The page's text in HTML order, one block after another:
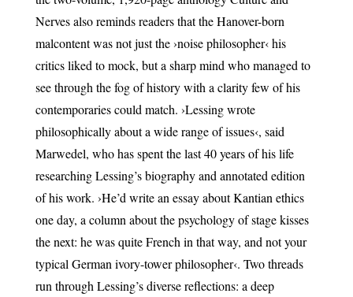
Nerves also reminds readers that the Hanover-born
malcontent was not just the ›noise philosopher‹ his
critics liked to mock, but a sharp mind who managed to
see through the fog of history with a clarity few of his
contemporaries could match. ›Lessing wrote
philosophically about a wide range of issues‹, said
Marwedel, who has spent the last 40 years of his life
researching Lessing’s biography and annotated edition
of his work. ›He’d write an essay about Kantian ethics
one day, a column about the psychology of stage kisses
the next: he was quite French in that way, and not your
typical German ivory-tower philosopher‹. Two threads
run through Lessing’s diverse reflections: a deep